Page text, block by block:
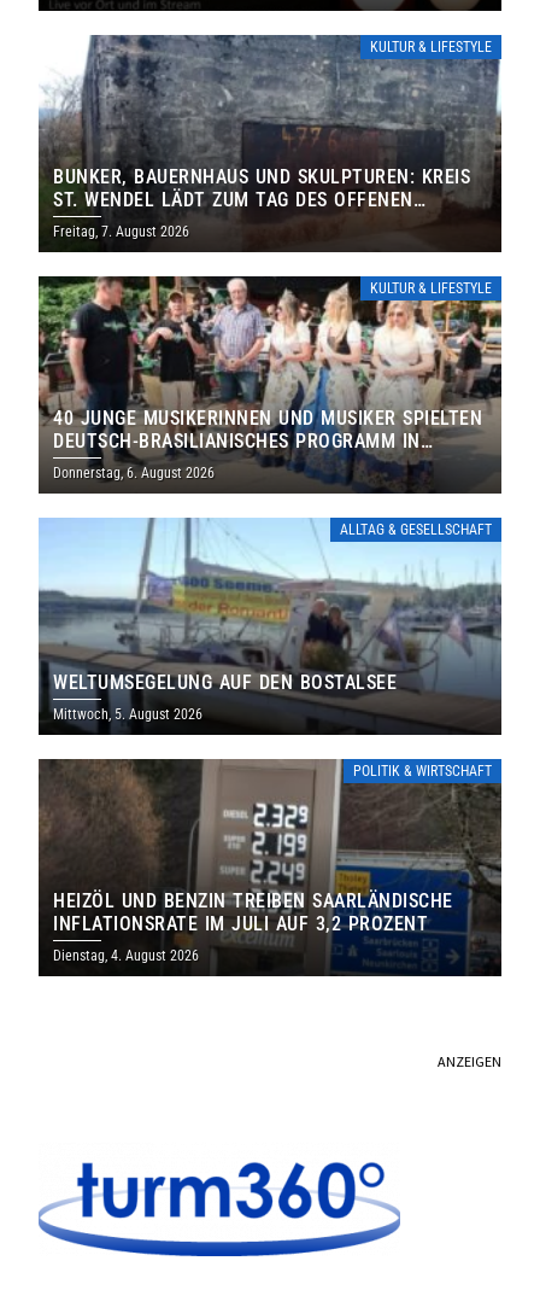
KULTUR & LIFESTYLE
BUNKER, BAUERNHAUS UND SKULPTUREN: KREIS
ST. WENDEL LÄDT ZUM TAG DES OFFENEN
DENKMALS EIN
Freitag, 7. August 2026
KULTUR & LIFESTYLE
40 JUNGE MUSIKERINNEN UND MUSIKER SPIELTEN
DEUTSCH-BRASILIANISCHES PROGRAMM IN
THOLEY
Donnerstag, 6. August 2026
ALLTAG & GESELLSCHAFT
WELTUMSEGELUNG AUF DEN BOSTALSEE
Mittwoch, 5. August 2026
POLITIK & WIRTSCHAFT
HEIZÖL UND BENZIN TREIBEN SAARLÄNDISCHE
INFLATIONSRATE IM JULI AUF 3,2 PROZENT
Dienstag, 4. August 2026
ANZEIGEN